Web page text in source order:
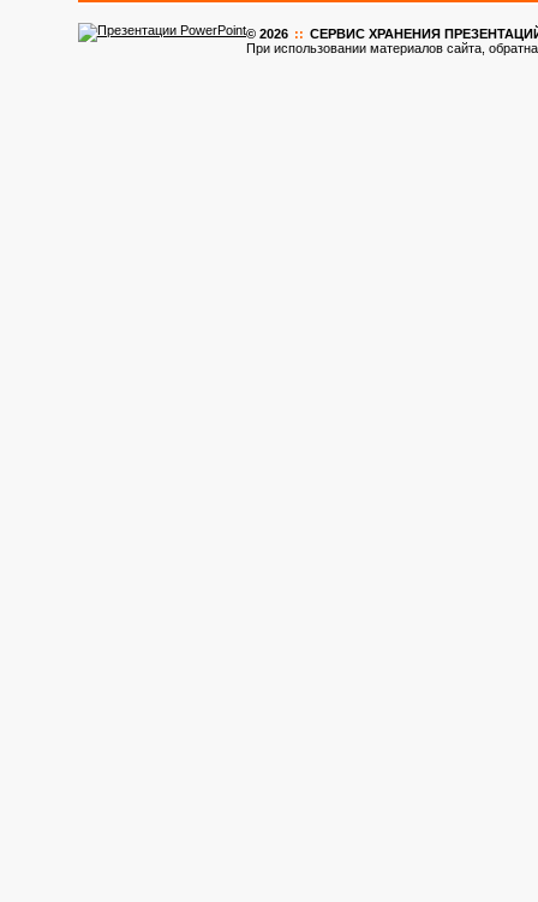
© 2026 :: CЕРВИС ХРАНЕНИЯ ПРЕЗЕНТАЦИЙ
При использовании материалов сайта,